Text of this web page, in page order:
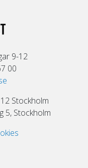
9-12
00
Stockholm
5, Stockholm